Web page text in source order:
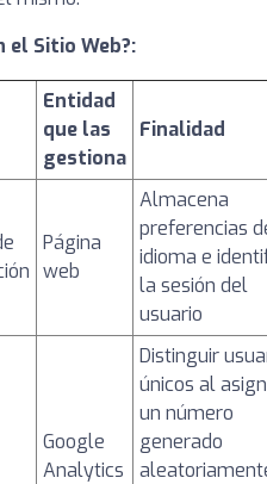
el Sitio Web?:
Entidad
que las
gestiona
Finalidad
Página
web
Almacena
preferencias
idioma e
la sesión del
usuario
Google
Analytics
Distinguir
únicos al
un número
generado